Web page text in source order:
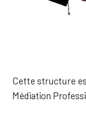
Cette structure
Médiation